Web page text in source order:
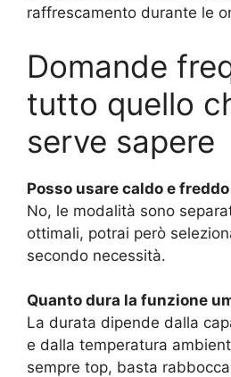
raffrescamento durante le
Domande
tutto quello
serve sapere
Posso usare caldo e
No, le modalità sono
ottimali, potrai però
secondo necessità.
Quanto dura la funzione
La durata dipende dalla
e dalla temperatura
sempre top, basta